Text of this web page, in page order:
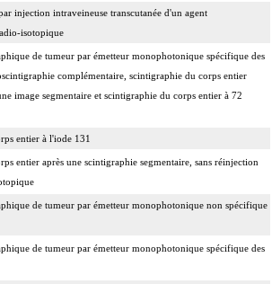
injection intraveineuse transcutanée d'un agent
isotopique
de tumeur par émetteur monophotonique spécifique des
complémentaire, scintigraphie du corps entier
image segmentaire et scintigraphie du corps entier à 72
entier à l'iode 131
entier après une scintigraphie segmentaire, sans réinjection
de tumeur par émetteur monophotonique non spécifique
de tumeur par émetteur monophotonique spécifique des